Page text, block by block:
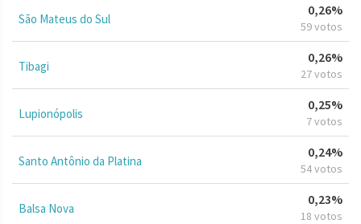
São Mateus do Sul
0,26%
59 votos
Tibagi
0,26%
27 votos
Lupionópolis
0,25%
7 votos
Santo Antônio da Platina
0,24%
54 votos
Balsa Nova
0,23%
18 votos